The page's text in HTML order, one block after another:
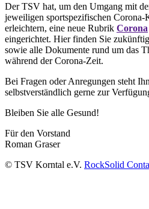
Der TSV hat, um den Umgang mit
jeweiligen sportspezifischen Corona-
erleichtern, eine neue Rubrik Corona
eingerichtet. Hier finden Sie
sowie alle Dokumente rund um das
während der Corona-Zeit.
Bei Fragen oder Anregungen steht
selbstverständlich gerne zur
Bleiben Sie alle Gesund!
Für den Vorstand
Roman Graser
© TSV Korntal e.V. RockSolid